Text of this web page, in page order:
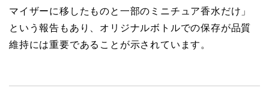
マイザーに移したものと一部のミニチュア香水だけ」
という報告もあり、オリジナルボトルでの保存が品質
維持には重要であることが示されています。